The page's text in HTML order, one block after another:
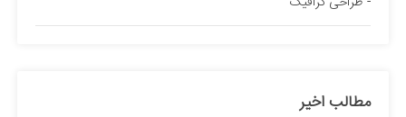
مطالب اخیر